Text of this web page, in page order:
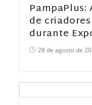
PampaPlus:
de
durante
28 de agosto de